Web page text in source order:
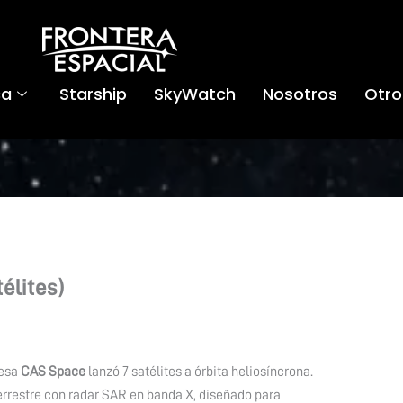
Starship SkyWatch Nosotros
CAS Spacelanzó 7 satélites a órbita heliosíncrona.
con radar SAR en banda X, diseñado para